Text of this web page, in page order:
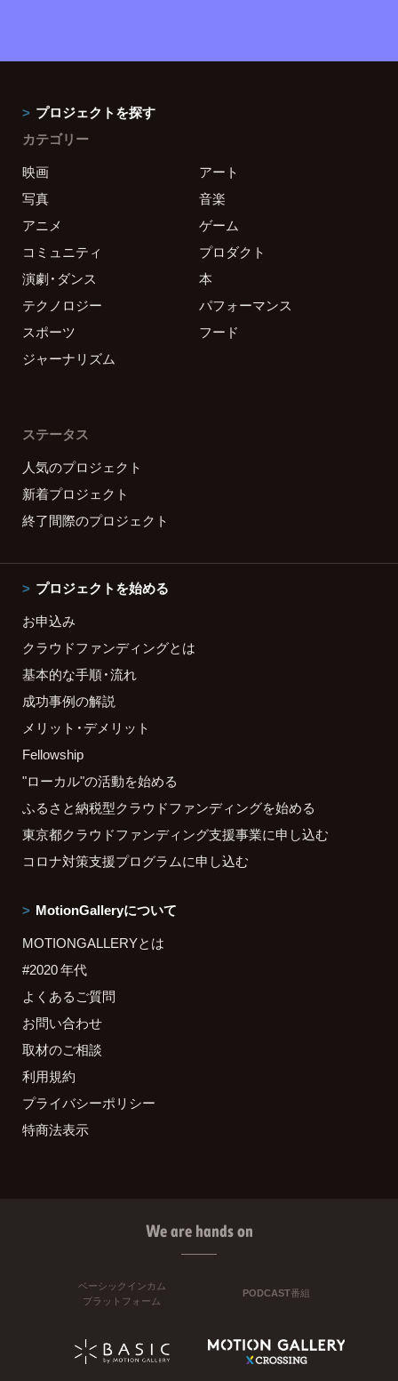
プロジェクトを探す
カテゴリー
映画
アート
写真
音楽
アニメ
ゲーム
コミュニティ
プロダクト
演劇・ダンス
本
テクノロジー
パフォーマンス
スポーツ
フード
ジャーナリズム
ステータス
人気のプロジェクト
新着プロジェクト
終了間際のプロジェクト
プロジェクトを始める
お申込み
クラウドファンディングとは
基本的な手順・流れ
成功事例の解説
メリット・デメリット
Fellowship
"ローカル"の活動を始める
ふるさと納税型クラウドファンディングを始める
東京都クラウドファンディング支援事業に申し込む
コロナ対策支援プログラムに申し込む
MotionGalleryについて
MOTIONGALLERYとは
#2020 年代
よくあるご質問
お問い合わせ
取材のご相談
利用規約
プライバシーポリシー
特商法表示
We are hands on
ベーシックインカム
プラットフォーム
PODCAST番組